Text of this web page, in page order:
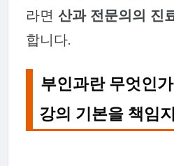
라면 산과 전문의의 진
합니다.
부인과란 무엇인
강의 기본을 책임